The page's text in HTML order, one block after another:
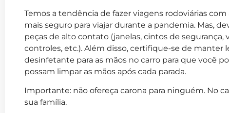
Temos a tendência de fazer viagens rodoviárias
mais seguro para viajar durante a pandemia. Mas,
peças de alto contato (janelas, cintos de segurança,
controles, etc.). Além disso, certifique-se de
desinfetante para as mãos no carro para que você
possam limpar as mãos após cada parada.
Importante: não ofereça carona para ninguém. No
sua família.